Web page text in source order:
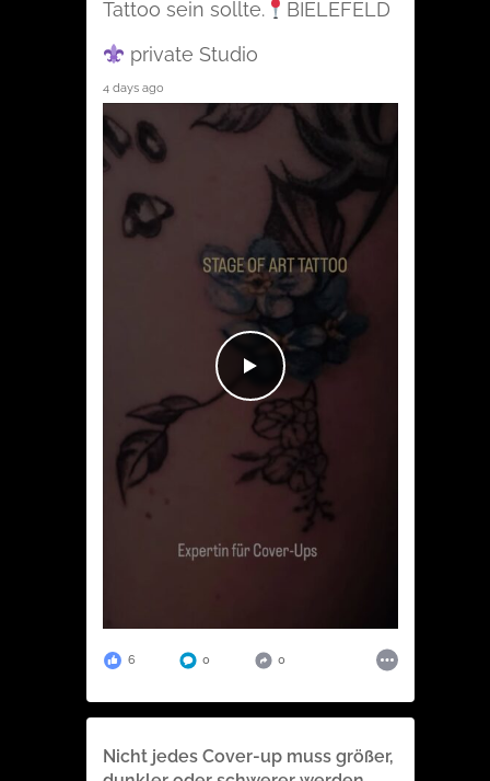
Tattoo sein sollte.
BIELEFELD
private Studio
4 days ago
6 0 0
Nicht jedes Cover-up muss größer,